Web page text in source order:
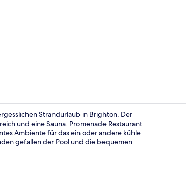
Tägliches
Strandurlaub in Brighton. Der
und eine Sauna. Promenade Restaurant
Ambiente für das ein oder andere kühle
gefallen der Pool und die bequemen